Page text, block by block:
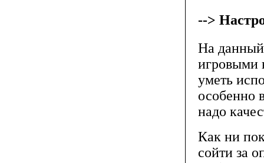
-->
На
игровыми
уметь
особенно
надо
Как ни
сойти за